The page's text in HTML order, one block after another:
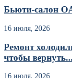
Бьюти-салон
16 июля, 2026
Ремонт
чтобы вернуть...
16 июля, 2026